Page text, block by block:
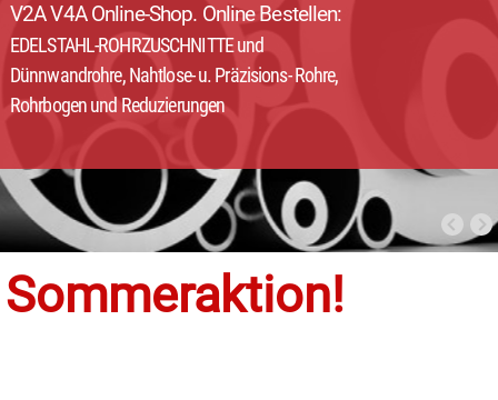
V2A V4A Online-Shop. Online Bestellen:
EDELSTAHL-ROHRZUSCHNITTE und
Dünnwandrohre, Nahtlose- u. Präzisions- Rohre,
Rohrbogen und Reduzierungen
Sommeraktion!